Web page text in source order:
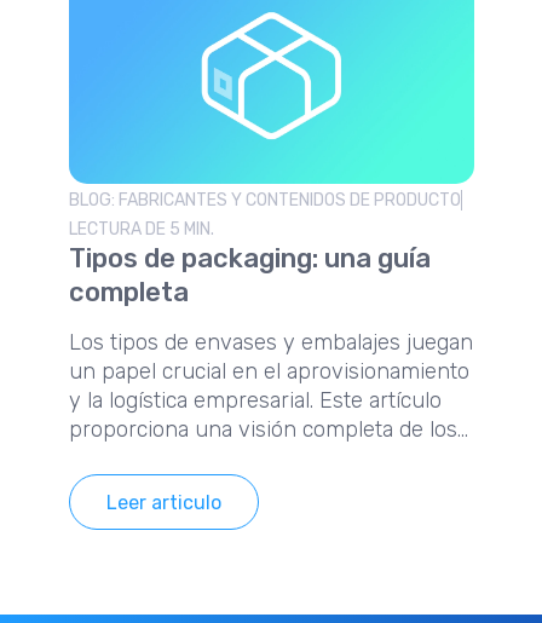
BLOG: FABRICANTES Y CONTENIDOS DE PRODUCTO
LECTURA DE 5 MIN.
Tipos de packaging: una guía
completa
Los tipos de envases y embalajes juegan
un papel crucial en el aprovisionamiento
y la logística empresarial. Este artículo
proporciona una visión completa de los
y su relevancia en el aprovisionamiento.
Leer articulo